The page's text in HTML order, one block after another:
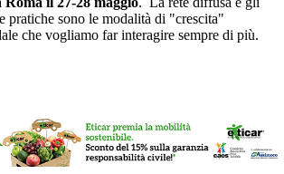
pratiche sono le modalità di "crescita"
che vogliamo far interagire sempre di più.